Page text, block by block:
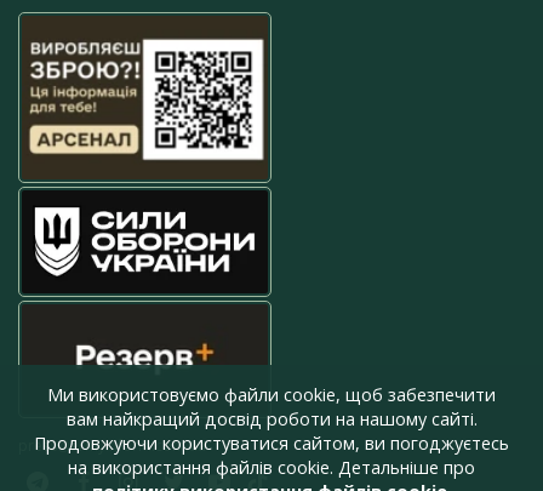
press@armyinform.com.ua
Ми використовуємо файли cookie, щоб забезпечити
вам найкращий досвід роботи на нашому сайті.
Продовжуючи користуватися сайтом, ви погоджуєтесь
на використання файлів cookie. Детальніше про